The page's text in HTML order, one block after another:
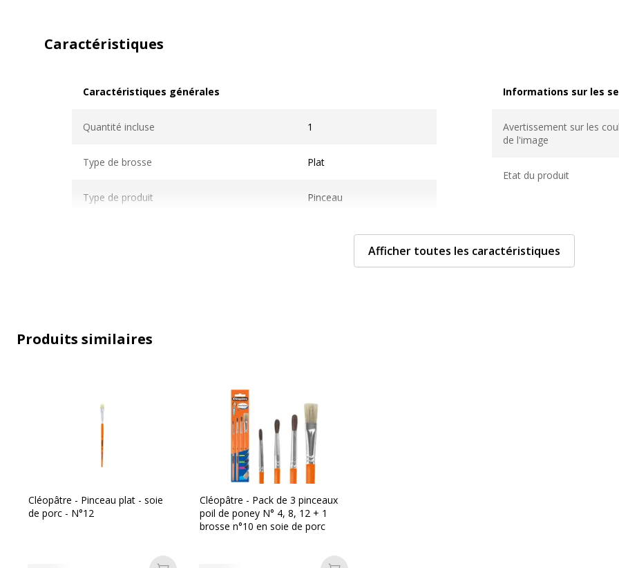
Caractéristiques
Caractéristiques générales
Quantité incluse 1
Type de brosse Plat
Type de produit Pinceau
Informations sur les
Avertissement sur les
de l'image
Etat du produit
Caractéristiques techniques
Taille du produit
Afficher toutes les caractéristiques
Produits similaires
Cléopâtre - Pinceau plat - soie
de porc - N°12
Cléopâtre - Pack de 3 pinceaux
poil de poney N° 4, 8, 12 + 1
brosse n°10 en soie de porc